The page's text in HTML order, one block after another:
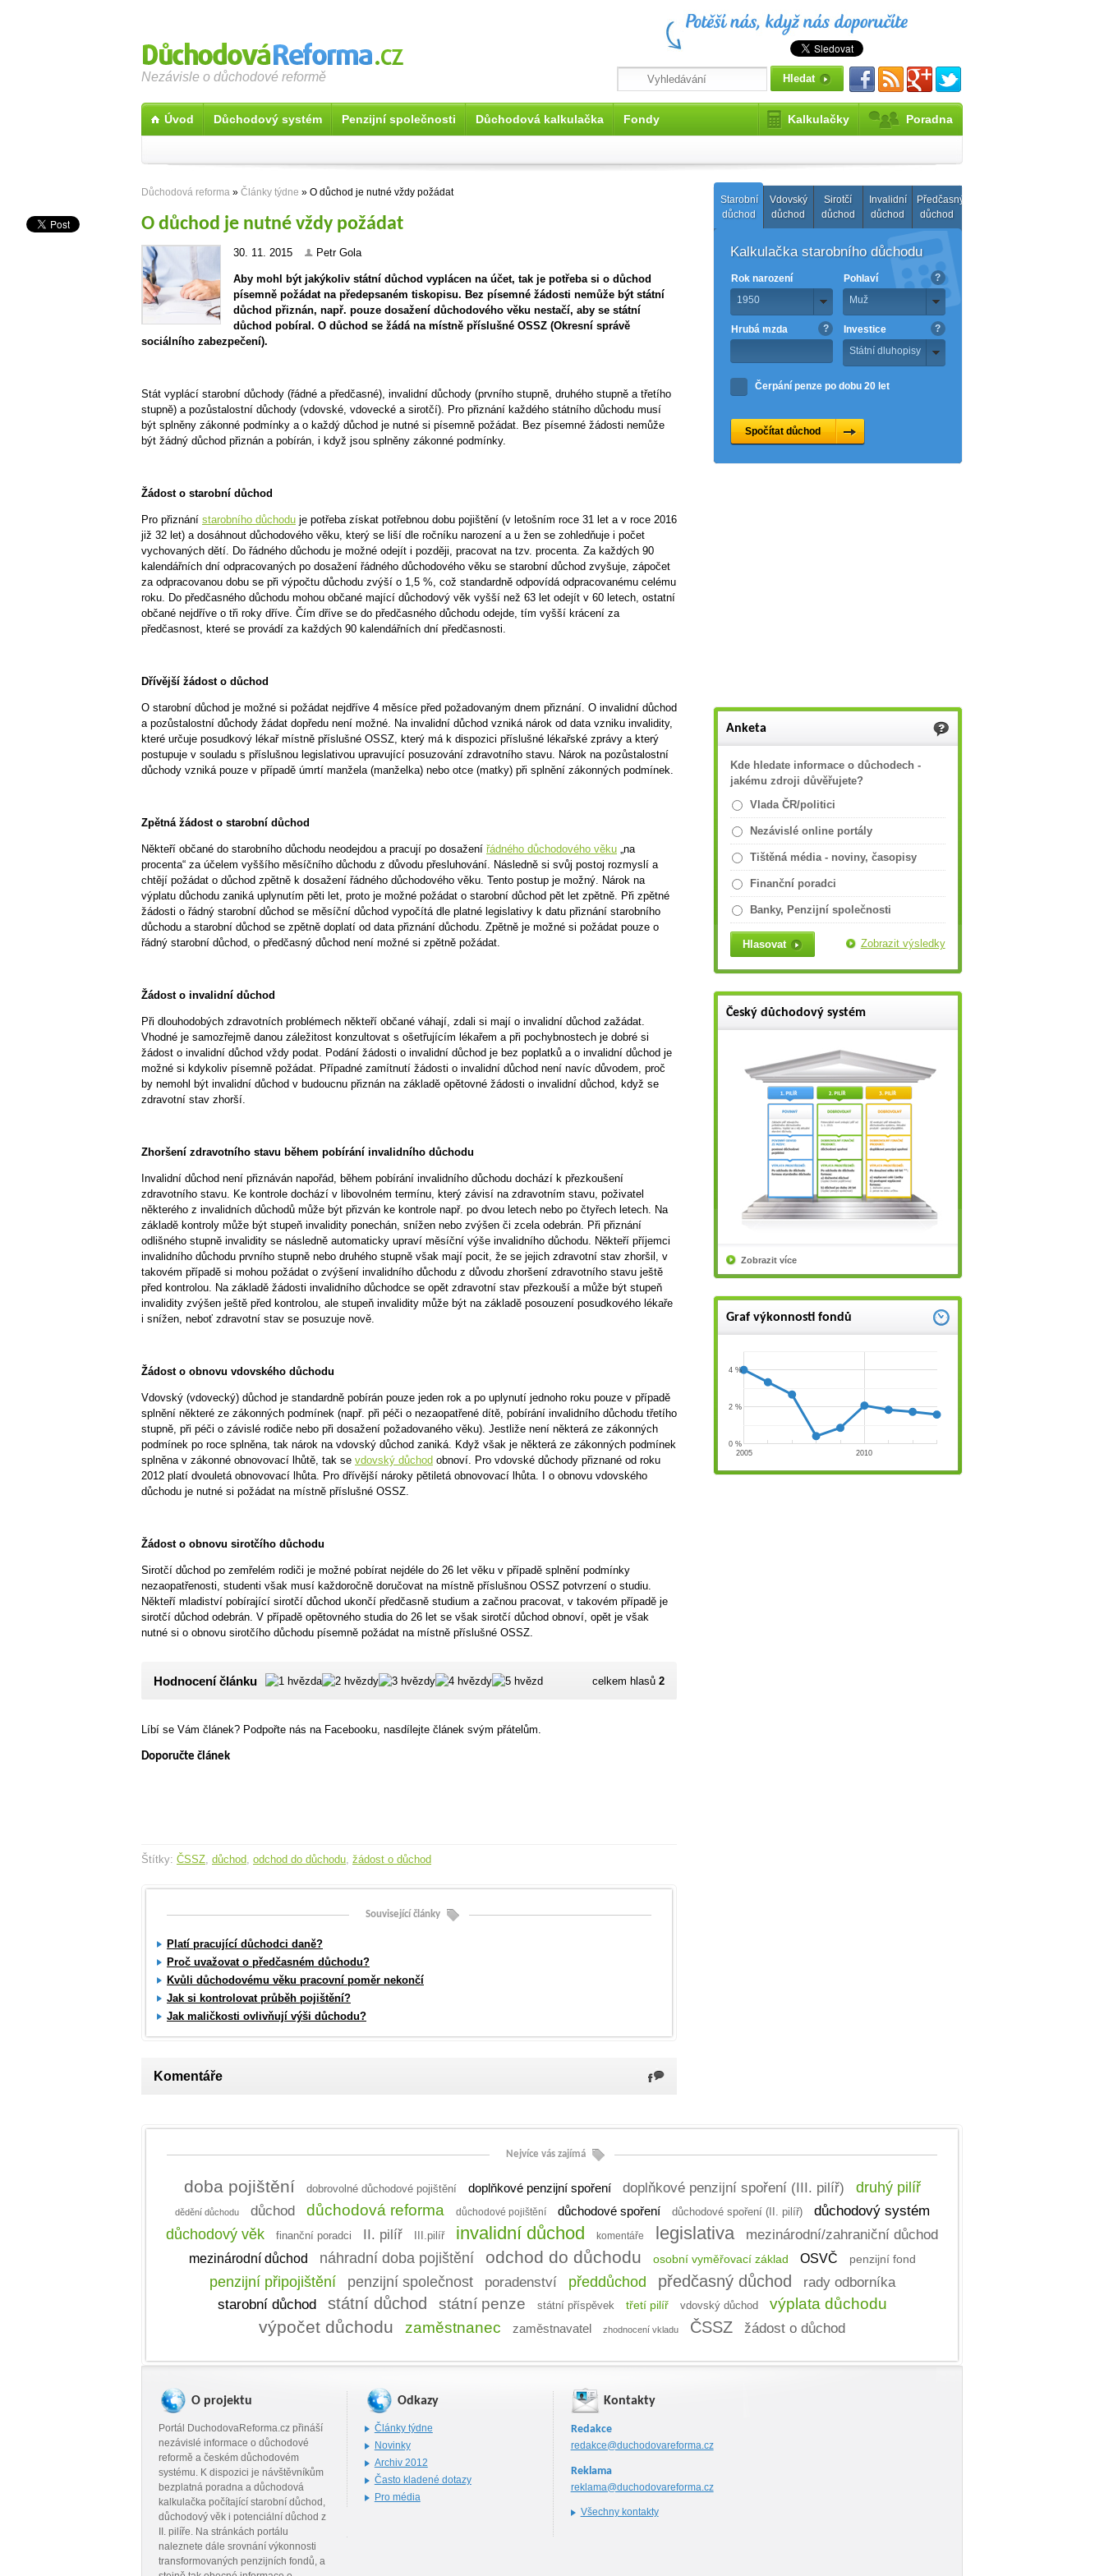
Nezávisle o důchodové reformě
Úvod Důchodový systém Penzijní společnosti Důchodová kalkulačka Fondy Poradna
Kalkulačky
Důchodová reforma » Články týdne » O důchod je nutné vždy požádat
O důchod je nutné vždy požádat
30. 11. 2015 Petr Gola
Aby mohl být jakýkoliv státní důchod vyplácen na účet, tak je potřeba si o důchod
písemně požádat na předepsaném tiskopisu. Bez písemné žádosti nemůže být státní
důchod přiznán, např. pouze dosažení důchodového věku nestačí, aby se státní
důchod pobíral. O důchod se žádá na místně příslušné OSSZ (Okresní správě
sociálního zabezpečení).
Stát vyplácí starobní důchody (řádné a předčasné), invalidní důchody (prvního stupně, druhého stupně a třetího
stupně) a pozůstalostní důchody (vdovské, vdovecké a sirotčí). Pro přiznání každého státního důchodu musí
být splněny zákonné podmínky a o každý důchod je nutné si písemně požádat. Bez písemné žádosti nemůže
být žádný důchod přiznán a pobírán, i když jsou splněny zákonné podmínky.
Žádost o starobní důchod
Pro přiznání starobního důchodu je potřeba získat potřebnou dobu pojištění (v letošním roce 31 let a v roce 2016
již 32 let) a dosáhnout důchodového věku, který se liší dle ročníku narození a u žen se zohledňuje i počet
vychovaných dětí. Do řádného důchodu je možné odejít i později, pracovat na tzv. procenta. Za každých 90
kalendářních dní odpracovaných po dosažení řádného důchodového věku se starobní důchod zvyšuje, zápočet
za odpracovanou dobu se při výpočtu důchodu zvýší o 1,5 %, což standardně odpovídá odpracovanému celému
roku. Do předčasného důchodu mohou občané mající důchodový věk vyšší než 63 let odejít v 60 letech, ostatní
občané nejdříve o tři roky dříve. Čím dříve se do předčasného důchodu odejde, tím vyšší krácení za
předčasnost, které se provádí za každých 90 kalendářních dní předčasnosti.
Dřívější žádost o důchod
O starobní důchod je možné si požádat nejdříve 4 měsíce před požadovaným dnem přiznání. O invalidní důchod
a pozůstalostní důchody žádat dopředu není možné. Na invalidní důchod vzniká nárok od data vzniku invalidity,
které určuje posudkový lékař místně příslušné OSSZ, který má k dispozici příslušné lékařské zprávy a který
postupuje v souladu s příslušnou legislativou upravující posuzování zdravotního stavu. Nárok na pozůstalostní
důchody vzniká pouze v případě úmrtí manžela (manželka) nebo otce (matky) při splnění zákonných podmínek.
Zpětná žádost o starobní důchod
Někteří občané do starobního důchodu neodejdou a pracují po dosažení řádného důchodového věku „na
procenta“ za účelem vyššího měsíčního důchodu z důvodu přesluhování. Následně si svůj postoj rozmyslí a
chtějí požádat o důchod zpětně k dosažení řádného důchodového věku. Tento postup je možný. Nárok na
výplatu důchodu zaniká uplynutím pěti let, proto je možné požádat o starobní důchod pět let zpětně. Při zpětné
žádosti o řádný starobní důchod se měsíční důchod vypočítá dle platné legislativy k datu přiznání starobního
důchodu a starobní důchod se zpětně doplatí od data přiznání důchodu. Zpětně je možné si požádat pouze o
řádný starobní důchod, o předčasný důchod není možné si zpětně požádat.
Žádost o invalidní důchod
Při dlouhodobých zdravotních problémech někteří občané váhají, zdali si mají o invalidní důchod zažádat.
Vhodné je samozřejmě danou záležitost konzultovat s ošetřujícím lékařem a při pochybnostech je dobré si
žádost o invalidní důchod vždy podat. Podání žádosti o invalidní důchod je bez poplatků a o invalidní důchod je
možné si kdykoliv písemně požádat. Případné zamítnutí žádosti o invalidní důchod není navíc důvodem, proč
by nemohl být invalidní důchod v budoucnu přiznán na základě opětovné žádosti o invalidní důchod, když se
zdravotní stav zhorší.
Zhoršení zdravotního stavu během pobírání invalidního důchodu
Invalidní důchod není přiznáván napořád, během pobírání invalidního důchodu dochází k přezkoušení
zdravotního stavu. Ke kontrole dochází v libovolném termínu, který závisí na zdravotním stavu, poživatel
některého z invalidních důchodů může být přizván ke kontrole např. po dvou letech nebo po čtyřech letech. Na
základě kontroly může být stupeň invalidity ponechán, snížen nebo zvýšen či zcela odebrán. Při přiznání
odlišného stupně invalidity se následně automaticky upraví měsíční výše invalidního důchodu. Někteří příjemci
invalidního důchodu prvního stupně nebo druhého stupně však mají pocit, že se jejich zdravotní stav zhoršil, v
takovém případě si mohou požádat o zvýšení invalidního důchodu z důvodu zhoršení zdravotního stavu ještě
před kontrolou. Na základě žádosti invalidního důchodce se opět zdravotní stav přezkouší a může být stupeň
invalidity zvýšen ještě před kontrolou, ale stupeň invalidity může být na základě posouzení posudkového lékaře
i snížen, neboť zdravotní stav se posuzuje nově.
Žádost o obnovu vdovského důchodu
Vdovský (vdovecký) důchod je standardně pobírán pouze jeden rok a po uplynutí jednoho roku pouze v případě
splnění některé ze zákonných podmínek (např. při péči o nezaopatřené dítě, pobírání invalidního důchodu třetího
stupně, při péči o závislé rodiče nebo při dosažení požadovaného věku). Jestliže není některá ze zákonných
podmínek po roce splněna, tak nárok na vdovský důchod zaniká. Když však je některá ze zákonných podmínek
splněna v zákonné obnovovací lhůtě, tak se vdovský důchod obnoví. Pro vdovské důchody přiznané od roku
2012 platí dvouletá obnovovací lhůta. Pro dřívější nároky pětiletá obnovovací lhůta. I o obnovu vdovského
důchodu je nutné si požádat na místně příslušné OSSZ.
Žádost o obnovu sirotčího důchodu
Sirotčí důchod po zemřelém rodiči je možné pobírat nejdéle do 26 let věku v případě splnění podmínky
nezaopatřenosti, studenti však musí každoročně doručovat na místně příslušnou OSSZ potvrzení o studiu.
Někteří mladiství pobírající sirotčí důchod ukončí předčasně studium a začnou pracovat, v takovém případě je
sirotčí důchod odebrán. V případě opětovného studia do 26 let se však sirotčí důchod obnoví, opět je však
nutné si o obnovu sirotčího důchodu písemně požádat na místně příslušné OSSZ.
Hodnocení článku celkem hlasů 2
Líbí se Vám článek? Podpořte nás na Facebooku, nasdílejte článek svým přátelům.
Doporučte článek
Štítky: ČSSZ, důchod, odchod do důchodu, žádost o důchod
Související články
Platí pracující důchodci daně?
Proč uvažovat o předčasném důchodu?
Kvůli důchodovému věku pracovní poměr nekončí
Jak si kontrolovat průběh pojištění?
Jak maličkosti ovlivňují výši důchodu?
Komentáře
Starobní
důchod
Vdovský
důchod
Sirotčí
důchod
Invalidní
důchod
Předčasný
důchod
Kalkulačka starobního důchodu
Rok narození
1950
Pohlaví
Muž
?
Hrubá mzda ?
Investice
Státní dluhopisy
?
Čerpání penze po dobu 20 let
Anketa
Kde hledate informace o důchodech -
jakému zdroji důvěřujete?
Vlada ČR/politici
Nezávislé online portály
Tištěná média - noviny, časopisy
Finanční poradci
Banky, Penzijní společnosti
Zobrazit výsledky
Český důchodový systém
Zobrazit více
Graf výkonnosti fondů
2005 2010
0 %
2 %
4 %
Nejvíce vás zajímá
doba pojištění dobrovolné důchodové pojištění doplňkové penzijní spoření doplňkové penzijní spoření (III. pilíř) druhý pilíř
dědění důchodu důchod důchodová reforma důchodové pojištění důchodové spoření důchodové spoření (II. pilíř) důchodový systém
důchodový věk finanční poradci II. pilíř III.pilíř invalidní důchod komentáře legislativa mezinárodní/zahraniční důchod
mezinárodní důchod náhradní doba pojištění odchod do důchodu osobní vyměřovací základ OSVČ penzijní fond
penzijní připojištění penzijní společnost poradenství předdůchod předčasný důchod rady odborníka
starobní důchod státní důchod státní penze státní příspěvek třetí pilíř vdovský důchod výplata důchodu
výpočet důchodu zaměstnanec zaměstnavatel zhodnocení vkladu ČSSZ žádost o důchod
O projektu
Portál DuchodovaReforma.cz přináší
nezávislé informace o důchodové
reformě a českém důchodovém
systému. K dispozici je návštěvníkům
bezplatná poradna a důchodová
kalkulačka počítající starobní důchod,
důchodový věk i potenciální důchod z
II. pilíře. Na stránkách portálu
naleznete dále srovnání výkonnosti
transformovaných penzijních fondů, a
Odkazy
Články týdne
Novinky
Archiv 2012
Často kladené dotazy
Pro média
Kontakty
Redakce
redakce@duchodovareforma.cz
Reklama
reklama@duchodovareforma.cz
Všechny kontakty